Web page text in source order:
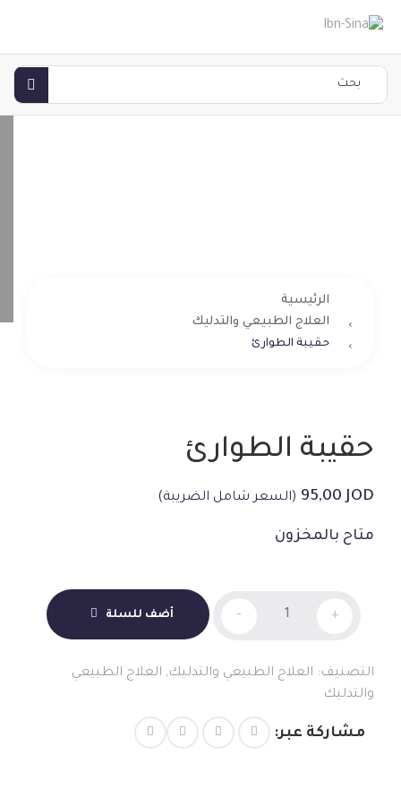
الرئيسية
العلاج الطبيعي والتدليك
حقيبة الطوارئ
حقيبة الطوارئ
95,00JOD (السعر شامل الضريبة)
متاح بالمخزون
الطوارئ
- + أضف للسلة
التصنيف: العلاج الطبيعي والتدليك, العلاج الطبيعي
والتدليك
مشاركة عبر: